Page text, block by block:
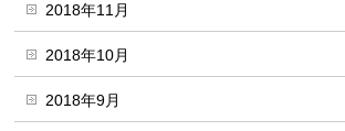
2018年11月
2018年10月
2018年9月